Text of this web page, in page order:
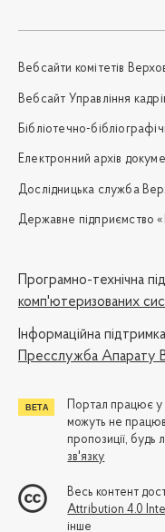
Вебсайти комітетів
Вебсайт Управління
Бібліотечно-
Електронний архів
Дослідницька служба
Державне підприємство
Програмно-технічна
комп'ютеризованих
Iнформаційна
Пресслужба Апарату
Портал працює
можуть не
пропозиції, будь
зв'язку
Весь контент
Attribution 4.0
інше